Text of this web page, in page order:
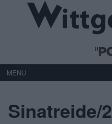
MENU
Sinatreide/2